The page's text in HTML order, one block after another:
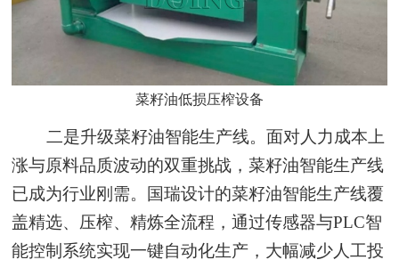
菜籽油低损压榨设备
二是升级菜籽油智能生产线。面对人力成本上
涨与原料品质波动的双重挑战，菜籽油智能生产线
已成为行业刚需。国瑞设计的菜籽油智能生产线覆
盖精选、压榨、精炼全流程，通过传感器与PLC智
能控制系统实现一键自动化生产，大幅减少人工投